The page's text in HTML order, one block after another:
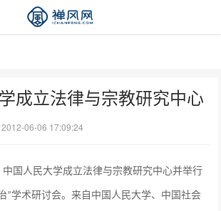
成立法律与宗教研究中心
2012-06-06 17:09:24
中国人民大学成立法律与宗教研究中心并举行
”学术研讨会。来自中国人民大学、中国社会